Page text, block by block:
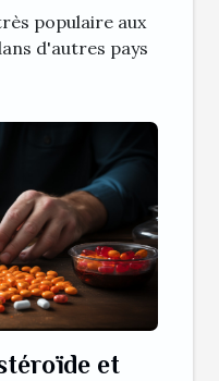
populaire aux
d'autres pays
et